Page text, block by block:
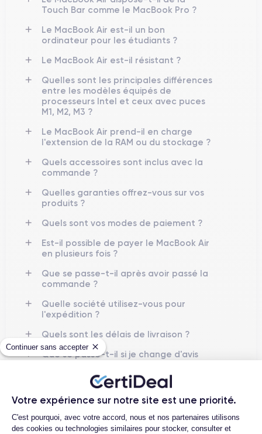
Continuer sans accepter
Votre expérience sur notre site est une priorité.
Plateforme de Gestion du
C'est pourquoi, avec votre accord, nous et nos partenaires utilisons
des cookies ou technologies similaires pour stocker, consulter et
Touch Bar comme le MacBook Pro ?
Le MacBook Air est-il un bon
ordinateur pour les étudiants ?
Le MacBook Air est-il résistant ?
Quelles sont les principales différences
entre les modèles équipés de
processeurs Intel et ceux avec puces
M1, M2, M3 ?
Le MacBook Air prend-il en charge
l'extension de la RAM ou du stockage ?
Quels accessoires sont inclus avec la
commande ?
Quelles garanties offrez-vous sur vos
produits ?
Quels sont vos modes de paiement ?
Est-il possible de payer le MacBook Air
en plusieurs fois ?
Que se passe-t-il après avoir passé la
commande ?
Quelle société utilisez-vous pour
l'expédition ?
Quels sont les délais de livraison ?
Que se passe-t-il si je change d'avis
Comment demander un retour ?
Comment puis-je contacter le service
client ?